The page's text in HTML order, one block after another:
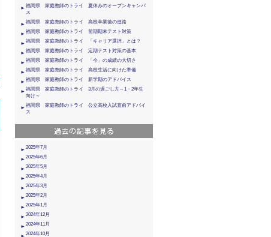
福岡県 家庭教師のトライ 夏休みのオープンキャンパ
ス
福岡県 家庭教師のトライ 高校卒業後の進路
福岡県 家庭教師のトライ 前期期末テスト対策
福岡県 家庭教師のトライ 「キャリア選択」とは？
福岡県 家庭教師のトライ 定期テスト対策の基本
福岡県 家庭教師のトライ 「今」の成績の大切さ
福岡県 家庭教師のトライ 高校生活に向けた準備
福岡県 家庭教師のトライ 新学期のアドバイス
福岡県 家庭教師のトライ 3月の過ごし方～1・2年生
向け～
福岡県 家庭教師のトライ 公立高校入試直前アドバイ
ス
2025年7月
2025年6月
2025年5月
2025年4月
2025年3月
2025年2月
2025年1月
2024年12月
2024年11月
2024年10月